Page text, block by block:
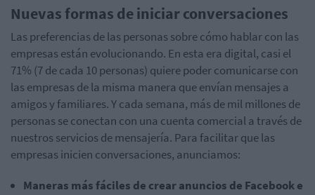
Nuevas formas de iniciar conversaciones
Las preferencias de las personas sobre cómo hablar con las
empresas están evolucionando. En esta era digital, casi el
71% (7 de cada 10 personas) quiere poder comunicarse con
las empresas de la misma manera que envían mensajes a
amigos y familiares.Y cada semana, más de mil millones de
personas se conectan con una cuenta comercial a través de
nuestros servicios de mensajería. Para facilitar que las
empresas inicien conversaciones, anunciamos:
Maneras más fáciles de crear anuncios de Facebook e